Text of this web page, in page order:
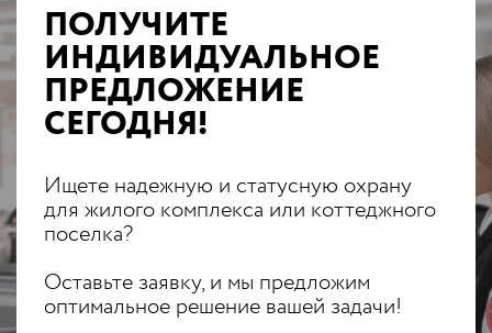
ПОЛУЧИТЕ
ИНДИВИДУАЛЬНОЕ
ПРЕДЛОЖЕНИЕ
СЕГОДНЯ!
Ищете надежную и статусную охрану
для жилого комплекса или коттеджного
поселка?
Оставьте заявку, и мы предложим
оптимальное решение вашей задачи!